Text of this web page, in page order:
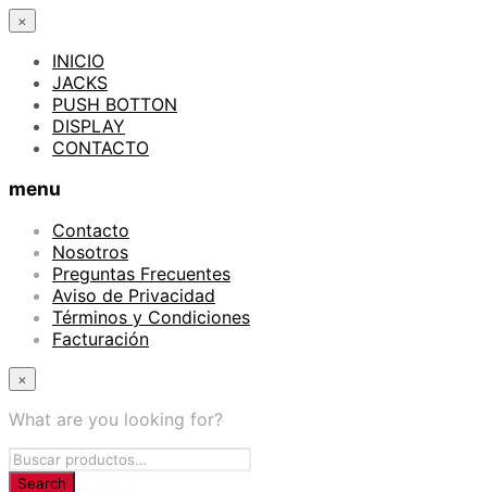
×
INICIO
JACKS
PUSH BOTTON
DISPLAY
CONTACTO
menu
Contacto
Nosotros
Preguntas Frecuentes
Aviso de Privacidad
Términos y Condiciones
Facturación
×
What are you looking for?